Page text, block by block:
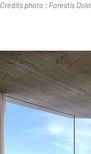
Crédits photo : Forestis